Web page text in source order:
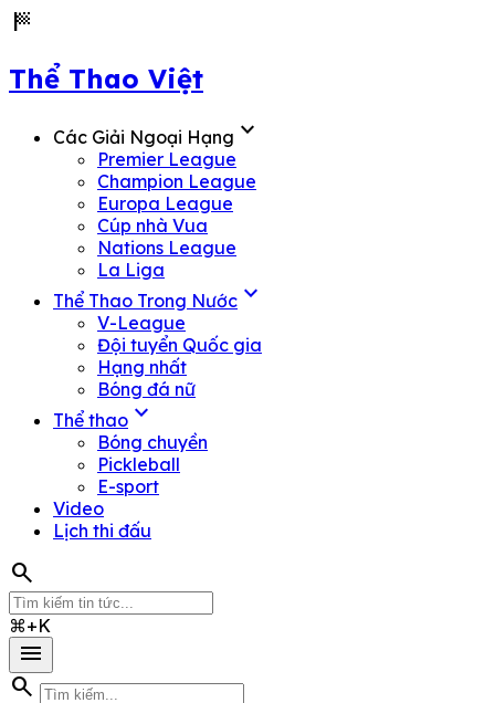
sports_score
Thể Thao Việt
Các Giải Ngoại Hạng expand_more
Premier League
Champion League
Europa League
Cúp nhà Vua
Nations League
La Liga
Thể Thao Trong Nước expand_more
V-League
Đội tuyển Quốc gia
Hạng nhất
Bóng đá nữ
Thể thao expand_more
Bóng chuyền
Pickleball
E-sport
Video
Lịch thi đấu
search
⌘+K
menu
search